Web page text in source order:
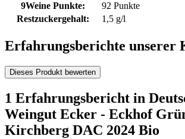
9Weine Punkte:
92 Punkte
Restzuckergehalt:
1,5 g/l
Erfahrungsberichte unserer
Dieses Produkt bewerten
1 Erfahrungsbericht in
Weingut Ecker - Eckhof
Kirchberg DAC 2024 Bio